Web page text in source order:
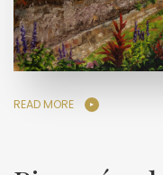
READ MORE